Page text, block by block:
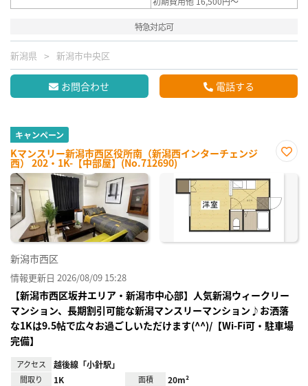
特急対応可
新潟県 新潟市中央区
お問合わせ 電話する
キャンペーン
Kマンスリー新潟市西区役所南（新潟西インターチェンジ
西） 202・1K-【中部屋】(No.712690)
に入
録
新潟市西区
情報更新日 2026/08/09 15:28
【新潟市西区坂井エリア・新潟市中心部】人気新潟ウィークリー
マンション、長期割引可能な新潟マンスリーマンション♪お洒落
な1Kは9.5帖で広々お過ごしいただけます(^^)/【Wi-Fi可・駐車場
完備】
アクセス 越後線「小針駅」
間取り 1K 面積 20m²